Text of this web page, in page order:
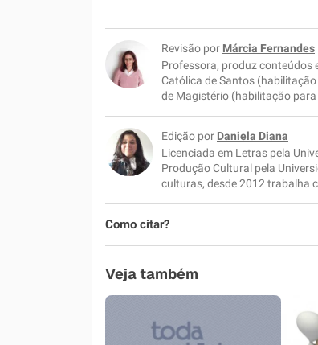
Este conteúdo contém informação
Este conteúdo não tem a
Revisão por Márcia Fernandes
Professora, produz conteúdos
Católica de Santos
de Magistério (habilitação
Edição por Daniela Diana
Licenciada em Letras pela
Produção Cultural pela
culturas, desde 2012 trabalha
Como citar?
Veja também